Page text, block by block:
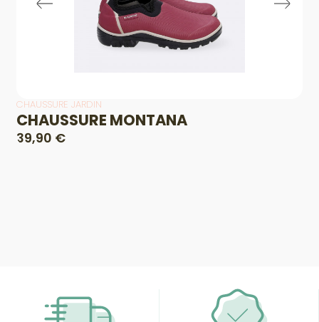
CHAUSSURE JARDIN
CHAUSSURE MONTANA
39,90 €